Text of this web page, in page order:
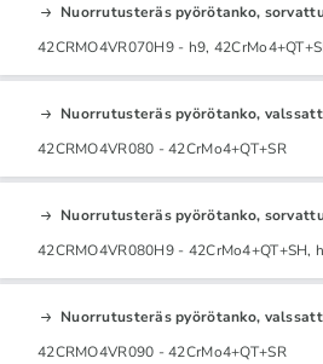
Nuorrutusteräs pyörötanko,
42CRMO4VR070H9 - h9,
Nuorrutusteräs pyörötanko,
42CRMO4VR080 - 42CrMo4+QT+SR
Nuorrutusteräs pyörötanko,
42CRMO4VR080H9 - 42CrMo4+QT+SH,
Nuorrutusteräs pyörötanko,
42CRMO4VR090 - 42CrMo4+QT+SR